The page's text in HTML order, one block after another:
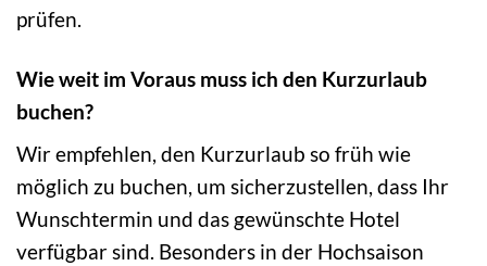
prüfen.
Wie weit im Voraus muss ich den Kurzurlaub
buchen?
Wir empfehlen, den Kurzurlaub so früh wie
möglich zu buchen, um sicherzustellen, dass Ihr
Wunschtermin und das gewünschte Hotel
verfügbar sind. Besonders in der Hochsaison